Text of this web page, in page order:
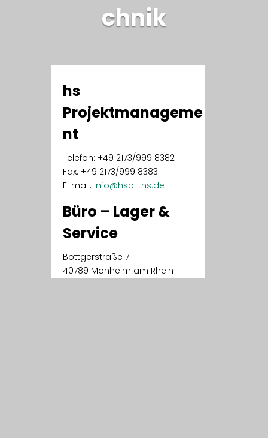
chnik
hs
Projektmanageme
nt
Telefon: +49 2173/999 8382
Fax: +49 2173/999 8383
E-mail: info@hsp-ths.de
Büro – Lager &
Service
Böttgerstraße 7
40789 Monheim am Rhein